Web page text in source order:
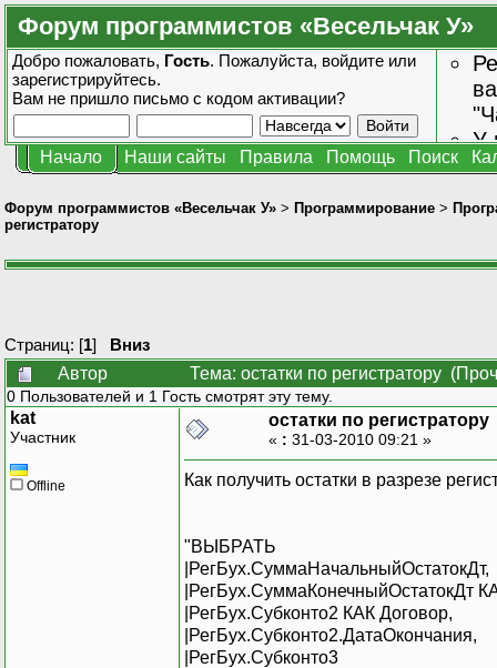
Форум программистов «Весельчак У»
Добро пожаловать, Гость. Пожалуйста, войдите или
зарегистрируйтесь.
Вам не пришло письмо с кодом активации?
У
Начало Наши сайты Правила Помощь Поиск
Форум программистов «Весельчак У» > Программирование >
регистратору
Страниц: [1] Вниз
Автор
Тема: остатки по регистратору
0 Пользователей и 1 Гость смотрят эту тему.
kat
Участник
Offline
остатки по регистратору
« : 31-03-2010 09:21 »
Как получить остатки в разрезе
"ВЫБРАТЬ
|РегБух.СуммаНачальныйОстатокДт,
|РегБух.СуммаКонечныйОстатокДт
|РегБух.Субконто2 КАК Договор,
|РегБух.Субконто2.ДатаОкончания,
|РегБух.Субконто3